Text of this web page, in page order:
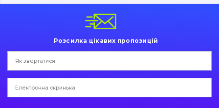
Розсилка цікавих пропозицій